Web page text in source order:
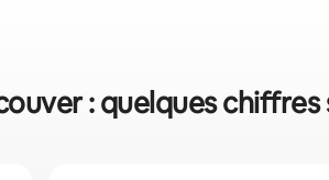
: quelques